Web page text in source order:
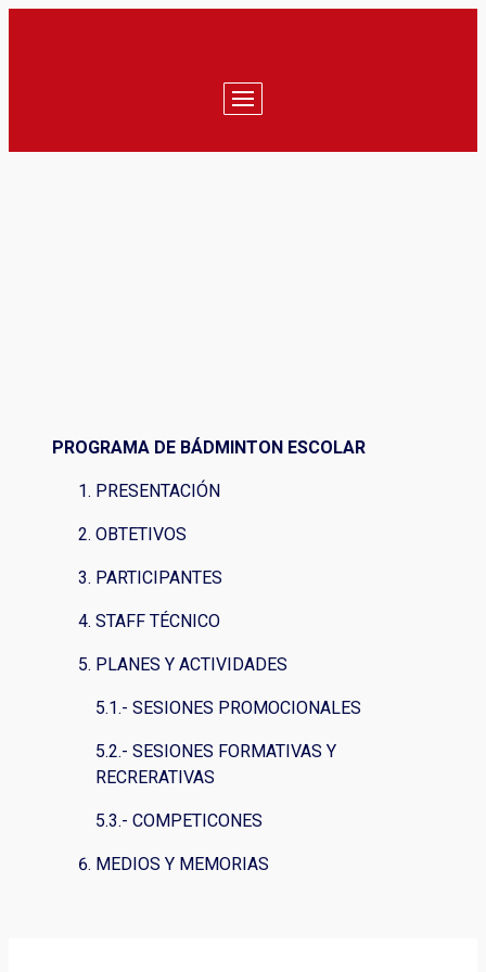
PROGRAMA DE BÁDMINTON ESCOLAR
PRESENTACIÓN
OBTETIVOS
PARTICIPANTES
STAFF TÉCNICO
PLANES Y ACTIVIDADES
5.1.- SESIONES PROMOCIONALES
5.2.- SESIONES FORMATIVAS Y
RECRERATIVAS
5.3.- COMPETICONES
MEDIOS Y MEMORIAS